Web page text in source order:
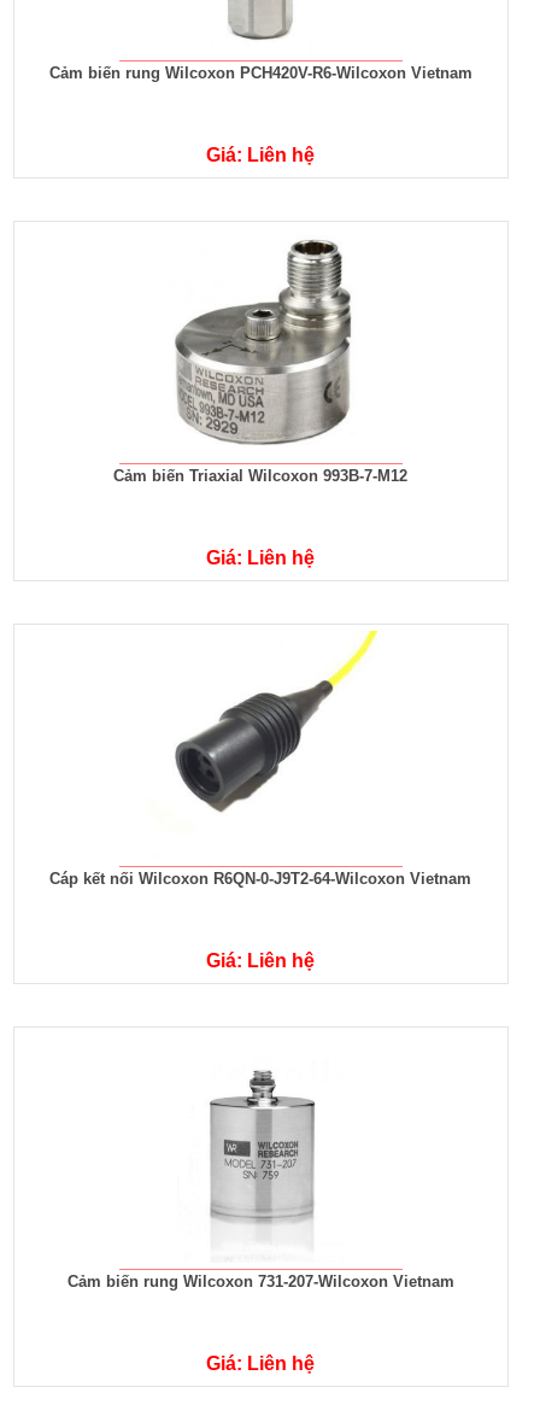
Cảm biến rung Wilcoxon PCH420V-R6-Wilcoxon Vietnam
Giá: Liên hệ
Cảm biến Triaxial Wilcoxon 993B-7-M12
Giá: Liên hệ
Cáp kết nối Wilcoxon R6QN-0-J9T2-64-Wilcoxon Vietnam
Giá: Liên hệ
Cảm biến rung Wilcoxon 731-207-Wilcoxon Vietnam
Giá: Liên hệ